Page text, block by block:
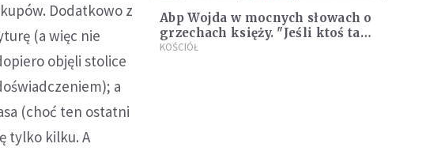
Dodatkowo z
(a więc nie
objęli stolice
a
(choć ten ostatni
tylko kilku. A
Abp Wojda w mocnych słowach o
grzechach księży. "Jeśli ktoś tak
czyni, niech Bóg mu wybaczy"
KOŚCIÓŁ